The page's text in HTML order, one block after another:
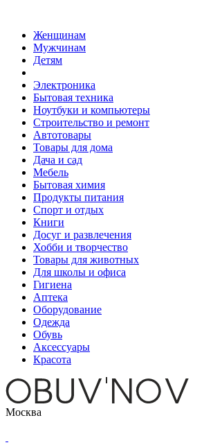
Женщинам
Мужчинам
Детям
Электроника
Бытовая техника
Ноутбуки и компьютеры
Строительство и ремонт
Автотовары
Товары для дома
Дача и сад
Мебель
Бытовая химия
Продукты питания
Спорт и отдых
Книги
Досуг и развлечения
Хобби и творчество
Товары для животных
Для школы и офиса
Гигиена
Аптека
Оборудование
Одежда
Обувь
Аксессуары
Красота
Москва